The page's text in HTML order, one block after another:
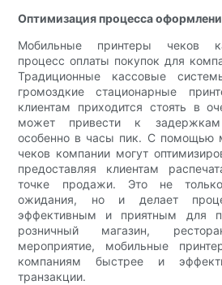
Оптимизация процесса
Мобильные принтеры чеков
процесс оплаты покупок для
Традиционные кассовые
громоздкие стационарные
клиентам приходится стоять в
может привести к
особенно в часы пик. С помощью
чеков компании могут
предоставляя клиентам
точке продажи. Это не
ожидания, но и делает
эффективным и приятным для
розничный магазин,
мероприятие, мобильные
компаниям быстрее и
транзакции.